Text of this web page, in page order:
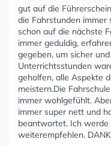
gut auf die
die Fahrstunden immer
schon auf die nächste
immer geduldig,
gegeben, um sicher
Unterrichtsstunden
geholfen, alle Aspekte
meistern.Die
immer wohlgefühlt.
immer super nett und
beantwortet. Ich werde
weiterempfehlen.